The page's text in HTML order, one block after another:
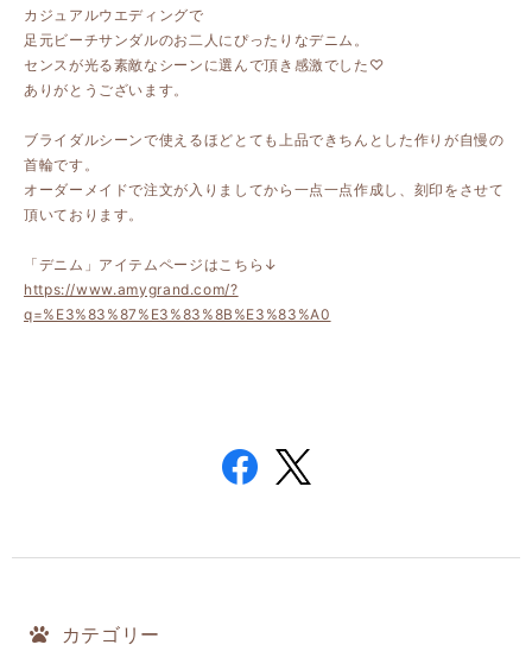
カジュアルウエディングで
足元ビーチサンダルのお二人にぴったりなデニム。
センスが光る素敵なシーンに選んで頂き感激でした♡
ありがとうございます。
ブライダルシーンで使えるほどとても上品できちんとした作りが自慢の
首輪です。
オーダーメイドで注文が入りましてから一点一点作成し、刻印をさせて
頂いております。
「デニム」アイテムページはこちら↓
https://www.amygrand.com/?
q=%E3%83%87%E3%83%8B%E3%83%A0
カテゴリー